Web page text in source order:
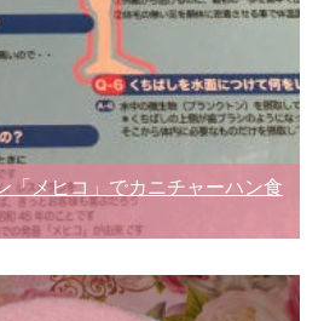
「メヒコ」でカニチャーハン食